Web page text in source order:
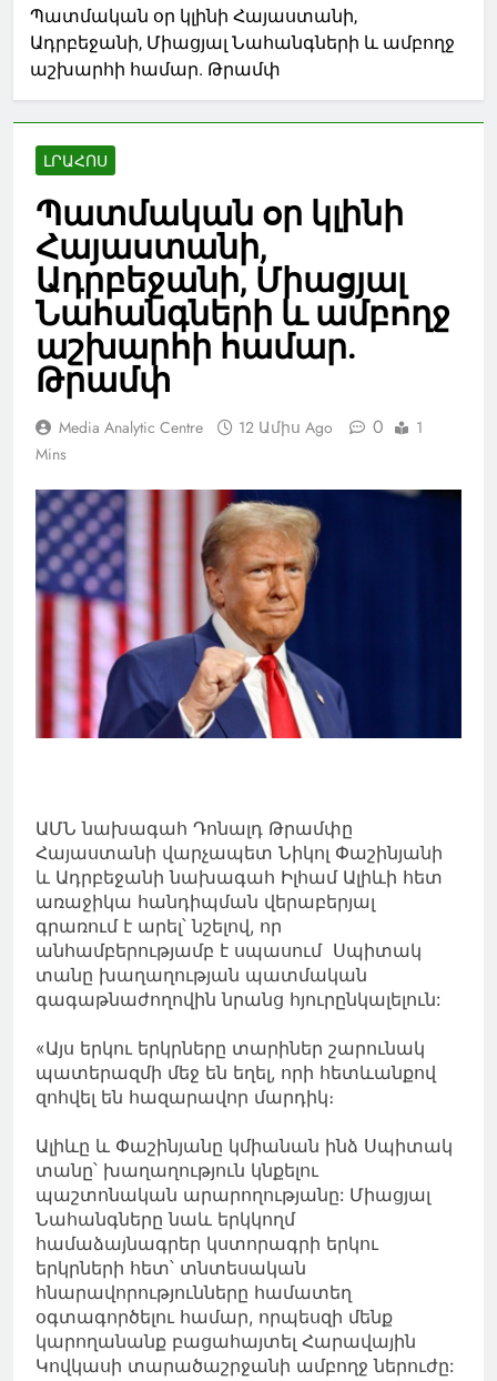
Պատմական օր կլինի Հայաստանի,
Ադրբեջանի, Միացյալ Նահանգների և ամբողջ
աշխարհի համար. Թրամփ
ԼՐԱՀՈՍ
Պատմական օր կլինի
Հայաստանի,
Ադրբեջանի, Միացյալ
Նահանգների և ամբողջ
աշխարհի համար.
Թրամփ
Media Analytic Centre 12 Ամիս Ago 0
1
Mins
ԱՄՆ նախագահ Դոնալդ Թրամփը
Հայաստանի վարչապետ Նիկոլ Փաշինյանի
և Ադրբեջանի նախագահ Իլհամ Ալիևի հետ
առաջիկա հանդիպման վերաբերյալ
գրառում է արել՝ նշելով, որ
անհամբերությամբ է սպասում Սպիտակ
տանը խաղաղության պատմական
գագաթնաժողովին նրանց հյուրընկալելուն:
«Այս երկու երկրները տարիներ շարունակ
պատերազմի մեջ են եղել, որի հետևանքով
զոհվել են հազարավոր մարդիկ։
Ալիևը և Փաշինյանը կմիանան ինձ Սպիտակ
տանը՝ խաղաղություն կնքելու
պաշտոնական արարողությանը: Միացյալ
Նահանգները նաև երկկողմ
համաձայնագրեր կստորագրի երկու
երկրների հետ՝ տնտեսական
հնարավորությունները համատեղ
օգտագործելու համար, որպեսզի մենք
կարողանանք բացահայտել Հարավային
Կովկասի տարածաշրջանի ամբողջ ներուժը: